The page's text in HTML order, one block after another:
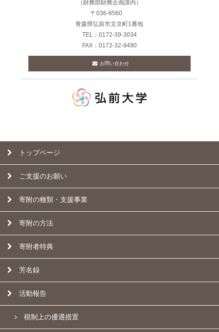
（財務部財務企画課内）
〒036-8560
青森県弘前市文京町1番地
TEL：0172-39-3034
FAX：0172-32-9490
お問い合わせ
トップページ
ご支援のお願い
寄附の種類・支援事業
寄附の方法
寄附者特典
芳名録
活動報告
税制上の優遇措置